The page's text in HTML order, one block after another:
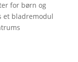
for børn og
et bladremodul